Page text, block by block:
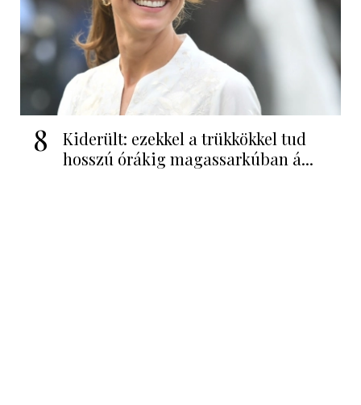
8
Kiderült: ezekkel a trükkökkel tud
hosszú órákig magassarkúban á...